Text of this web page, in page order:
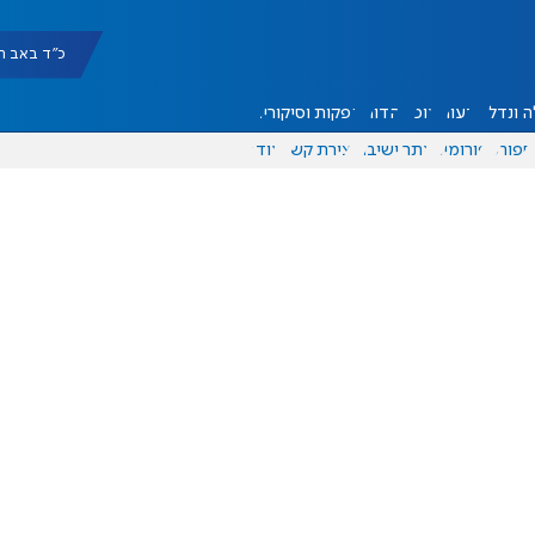
כ"ד באב תשפ"ו
ונדל"ן דעות אוכל יהדות הפקות וסיקורים
ספורט פורומים אתר ישיבה יצירת קשר עוד